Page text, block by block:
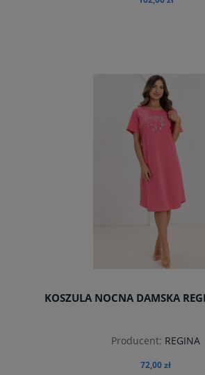
do koszyka
KOSZULA NOCNA DAMSKA
Producent: REGINA
72,00 zł